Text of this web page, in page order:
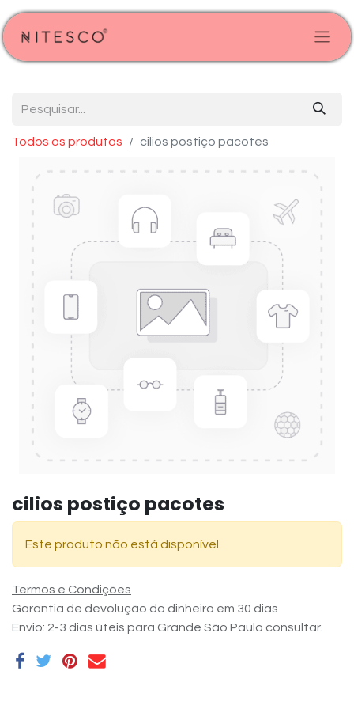
Todos os produtos cilios postiço pacotes
cilios postiço pacotes
Este produto não está disponível.
Termos e Condições
Garantia de devolução do dinheiro em 30 dias
Envio: 2-3 dias úteis para Grande São Paulo consultar.